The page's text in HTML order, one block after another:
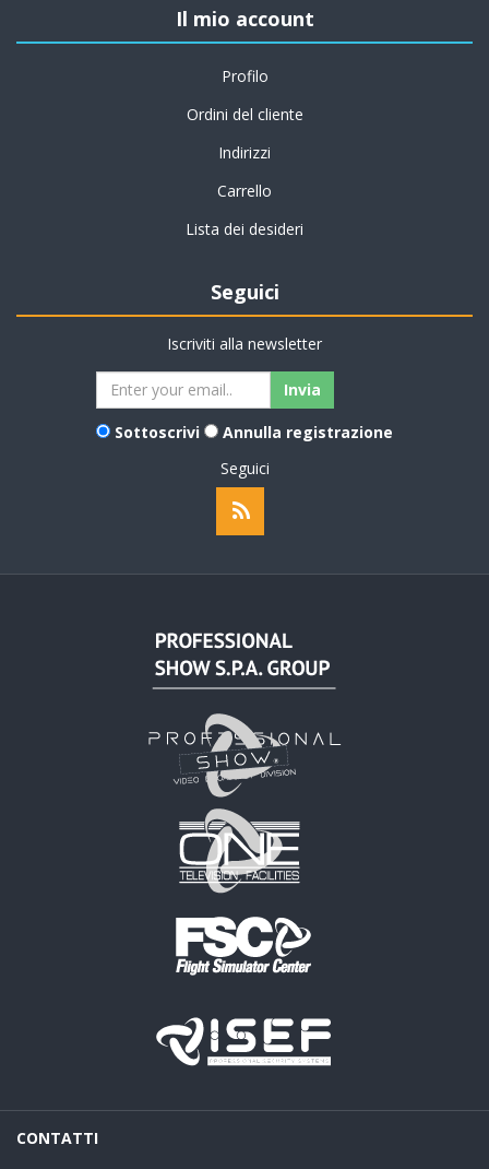
Il mio account
Profilo
Ordini del cliente
Indirizzi
Carrello
Lista dei desideri
Seguici
Iscriviti alla newsletter
Sottoscrivi
Annulla registrazione
Seguici
CONTATTI